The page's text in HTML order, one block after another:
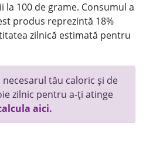
la 100 de grame. Consumul a
produs reprezintă 18%
zilnică estimată pentru
necesarul tău caloric și de
zilnic pentru a-ți atinge
aici.